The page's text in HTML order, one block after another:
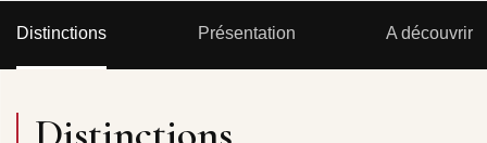
Distinctions Présentation A découvrir